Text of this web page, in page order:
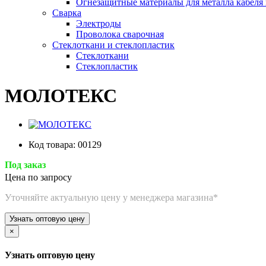
Огнезащитные материалы для металла кабеля
Сварка
Электроды
Проволока сварочная
Стеклоткани и стеклопластик
Стеклоткани
Стеклопластик
МОЛОТЕКС
Код товара: 00129
Под заказ
Цена по запросу
Уточняйте актуальную цену у менеджера магазина*
Узнать оптовую цену
×
Узнать оптовую цену